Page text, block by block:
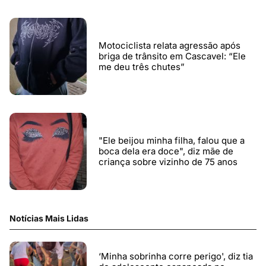
Motociclista relata agressão após
briga de trânsito em Cascavel: “Ele
me deu três chutes”
"Ele beijou minha filha, falou que a
boca dela era doce", diz mãe de
criança sobre vizinho de 75 anos
Notícias Mais Lidas
‘Minha sobrinha corre perigo', diz tia